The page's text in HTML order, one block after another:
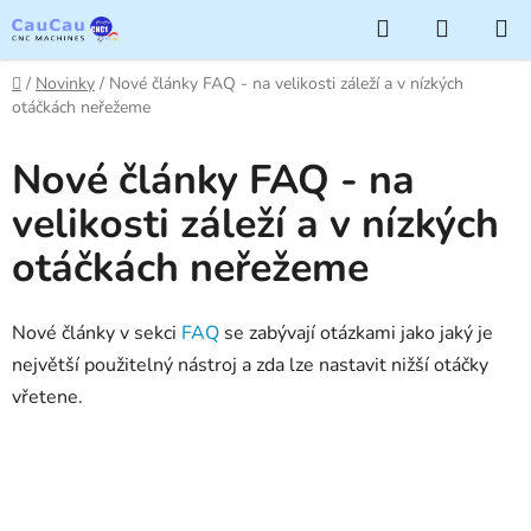
na
obsah
Hledat
KOŠÍK
Domů
/ Novinky / Nové články FAQ - na velikosti záleží a v nízkých
otáčkách neřežeme
Nové články FAQ - na
velikosti záleží a v nízkých
otáčkách neřežeme
Nové články v sekci FAQ se zabývají otázkami jako jaký je
největší použitelný nástroj a zda lze nastavit nižší otáčky
vřetene.